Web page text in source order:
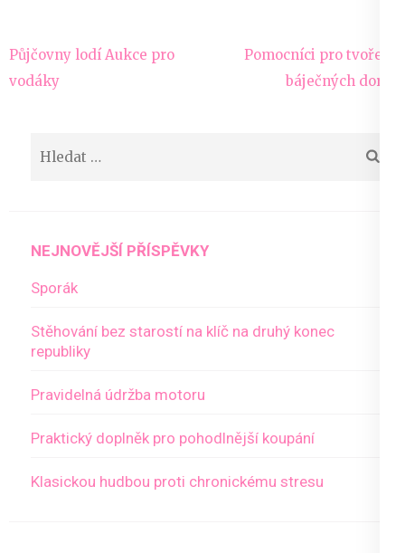
Navigace
pro
Půjčovny lodí Aukce pro
vodáky
Pomocníci pro tvoření
báječných dortů
NEJNOVĚJŠÍ PŘÍSPĚVKY
Sporák
Stěhování bez starostí na klíč na druhý konec
republiky
Pravidelná údržba motoru
Praktický doplněk pro pohodlnější koupání
Klasickou hudbou proti chronickému stresu